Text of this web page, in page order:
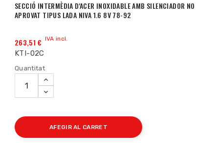
SECCIÓ INTERMÈDIA D'ACER INOXIDABLE AMB SILENCIADOR NO
APROVAT TIPUS LADA NIVA 1.6 8V 78-92
263,51 € IVA incl.
KTI-02C
Quantitat
AFEGIR AL CARRET